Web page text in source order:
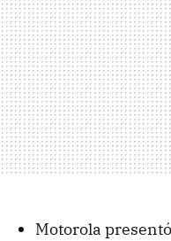
Motorola